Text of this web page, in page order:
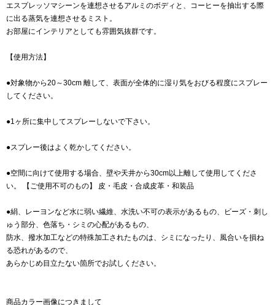
エスプレッソマシーンを連想させるアルミのボディと、コーヒーを抽出する際
に出る蒸気を連想させるミスト。
お部屋にインテリアとしても雰囲気抜群です。
【使用方法】
●対象物から20～30cm 離して、表面が全体的に湿り気をおびる程度にスプレー
してください。
●1ヶ所に集中してスプレーしないで下さい。
●スプレー後はよく乾かしてください。
●空間に向けて使用する場合、壁や天井から30cm以上離して使用してくださ
い。 【ご使用不可のもの】 皮・毛皮・合成皮革・和装品
●絹、レーヨンなど水に弱い繊維、水洗い不可の表示があるもの、ビーズ・刺し
ゅう部分、色落ち・シミの心配があるもの、
防水、撥水加工などの特殊加工されたものは、シミになったり、風合いを損ね
る恐れがあるので、
あらかじめ目立たない箇所でお試しください。
商品カラー画像につきまして